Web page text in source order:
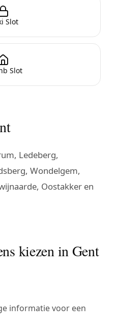
Slot
Slot
Ledeberg,
Wondelgem,
Oostakker en
kiezen in Gent
informatie voor een